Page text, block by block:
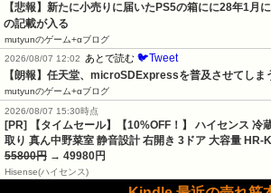
【悲報】新たに小売りに届いたPS5の箱にに28年1月
の記載が入る
mutyunのゲーム+αブログ
2026/08/07 12:02
あとで読む 🐦Tweet
【朗報】任天堂、microSDExpressを普及させてし
mutyunのゲーム+αブログ
2026/08/07 15:30時点
[PR] 【タイムセール】【10%OFF！】 ハイセンス 冷
取り 真ん中野菜室 静音設計 右開き 3ドア 大容量
55800円 → 49980円
Hisense(ハイセンス)